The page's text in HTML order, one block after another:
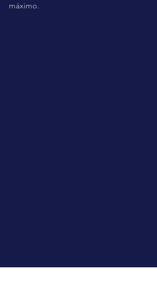
máximo.